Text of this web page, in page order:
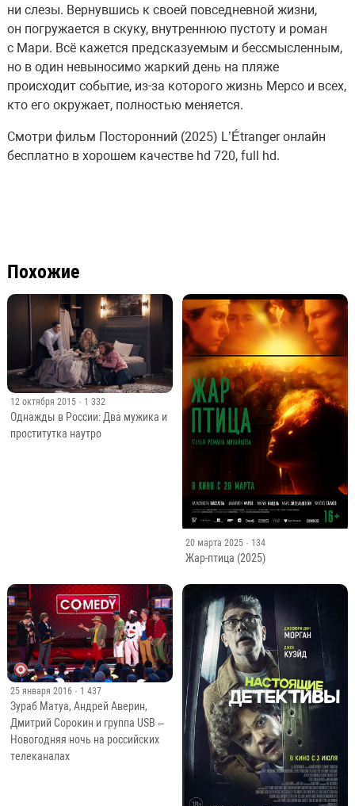
ни слезы. Вернувшись к своей повседневной жизни,
он погружается в скуку, внутреннюю пустоту и роман
с Мари. Всё кажется предсказуемым и бессмысленным,
но в один невыносимо жаркий день на пляже
происходит событие, из-за которого жизнь Мерсо и всех,
кто его окружает, полностью меняется.
Смотри фильм Посторонний (2025) L’Étranger онлайн
бесплатно в хорошем качестве hd 720, full hd.
Похожие
12 октября 2015 · 1 332
Однажды в России: Два мужика и
проститутка наутро
20 марта 2025 · 134
Жар-птица (2025)
25 января 2016 · 1 437
Зураб Матуа, Андрей Аверин,
Дмитрий Сорокин и группа USB –
Новогодняя ночь на российских
телеканалах